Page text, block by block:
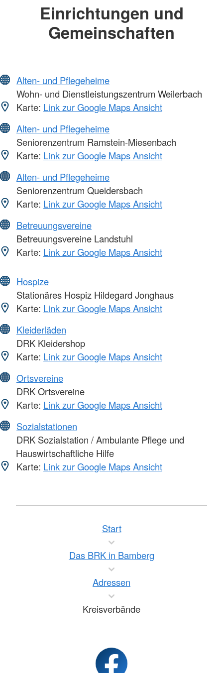
Einrichtungen und
Gemeinschaften
Alten- und Pflegeheime
Wohn- und Dienstleistungszentrum Weilerbach
Karte: Link zur Google Maps Ansicht
Alten- und Pflegeheime
Seniorenzentrum Ramstein-Miesenbach
Karte: Link zur Google Maps Ansicht
Alten- und Pflegeheime
Seniorenzentrum Queidersbach
Karte: Link zur Google Maps Ansicht
Betreuungsvereine
Betreuungsvereine Landstuhl
Karte: Link zur Google Maps Ansicht
Hospize
Stationäres Hospiz Hildegard Jonghaus
Karte: Link zur Google Maps Ansicht
Kleiderläden
DRK Kleidershop
Karte: Link zur Google Maps Ansicht
Ortsvereine
DRK Ortsvereine
Karte: Link zur Google Maps Ansicht
Sozialstationen
DRK Sozialstation / Ambulante Pflege und
Hauswirtschaftliche Hilfe
Karte: Link zur Google Maps Ansicht
Start
Das BRK in Bamberg
Adressen
Kreisverbände